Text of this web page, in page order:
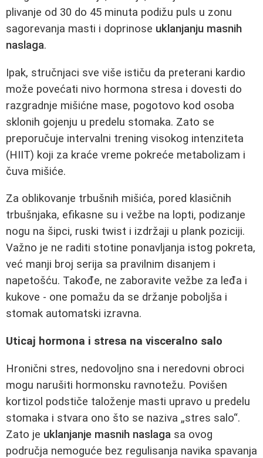
plivanje od 30 do 45 minuta podižu puls u zonu
sagorevanja masti i doprinose uklanjanju masnih
naslaga.
Ipak, stručnjaci sve više ističu da preterani kardio
može povećati nivo hormona stresa i dovesti do
razgradnje mišićne mase, pogotovo kod osoba
sklonih gojenju u predelu stomaka. Zato se
preporučuje intervalni trening visokog intenziteta
(HIIT) koji za kraće vreme pokreće metabolizam i
čuva mišiće.
Za oblikovanje trbušnih mišića, pored klasičnih
trbušnjaka, efikasne su i vežbe na lopti, podizanje
nogu na šipci, ruski twist i izdržaji u plank poziciji.
Važno je ne raditi stotine ponavljanja istog pokreta,
već manji broj serija sa pravilnim disanjem i
napetošću. Takođe, ne zaboravite vežbe za leđa i
kukove - one pomažu da se držanje poboljša i
stomak automatski izravna.
Uticaj hormona i stresa na visceralno salo
Hronični stres, nedovoljno sna i neredovni obroci
mogu narušiti hormonsku ravnotežu. Povišen
kortizol podstiče taloženje masti upravo u predelu
stomaka i stvara ono što se naziva „stres salo“.
Zato je uklanjanje masnih naslaga sa ovog
područja nemoguće bez regulisanja navika spavanja